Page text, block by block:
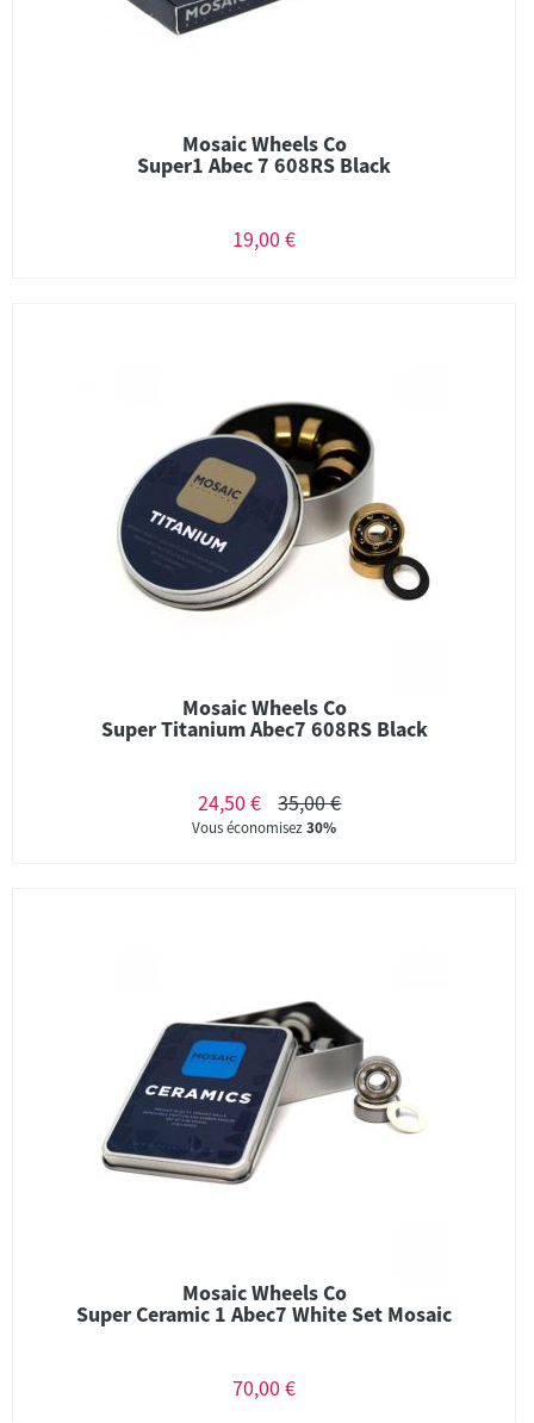
Mosaic Wheels Co
Super1 Abec 7 608RS Black
19,00 €
Mosaic Wheels Co
Super Titanium Abec7 608RS Black
24,50 € 35,00 €
Vous économisez30%
Mosaic Wheels Co
Super Ceramic 1 Abec7 White Set Mosaic
70,00 €